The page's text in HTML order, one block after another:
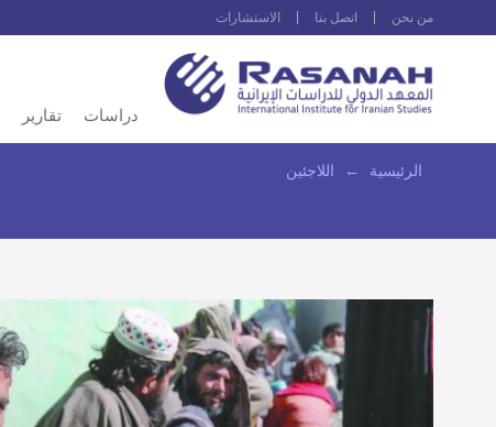
من نحن اتصل بنا الاستشارات
دراسات تقارير
الرئيسية ← اللاجئين